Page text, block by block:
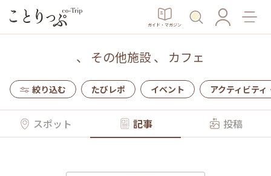
ガイド・マガジン
、 その他施設、 カフェ
絞り込む たびレポ イベント アクティビティ
スポット 記事 投稿